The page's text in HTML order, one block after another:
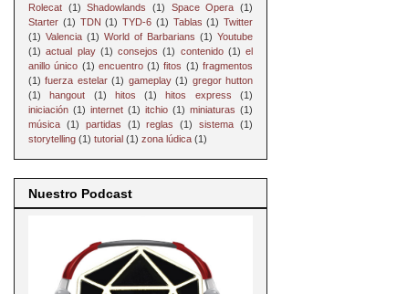
Rolecat (1) Shadowlands (1) Space Opera (1)
Starter (1) TDN (1) TYD-6 (1) Tablas (1) Twitter
(1) Valencia (1) World of Barbarians (1) Youtube
(1) actual play (1) consejos (1) contenido (1) el
anillo único (1) encuentro (1) fitos (1) fragmentos
(1) fuerza estelar (1) gameplay (1) gregor hutton
(1)
hangout (1) hitos (1) hitos express
(1)
iniciación (1) internet (1) itchio (1) miniaturas (1)
música (1) partidas (1) reglas (1) sistema (1)
storytelling (1) tutorial (1) zona lúdica (1)
Nuestro Podcast